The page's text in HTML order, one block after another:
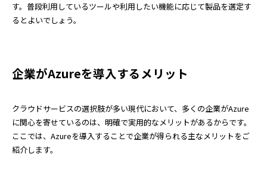
す。普段利用しているツールや利用したい機能に応じて製品を選定す
るとよいでしょう。
企業がAzureを導入するメリット
クラウドサービスの選択肢が多い現代において、多くの企業がAzure
に関心を寄せているのは、明確で実用的なメリットがあるからです。
ここでは、Azureを導入することで企業が得られる主なメリットをご
紹介します。